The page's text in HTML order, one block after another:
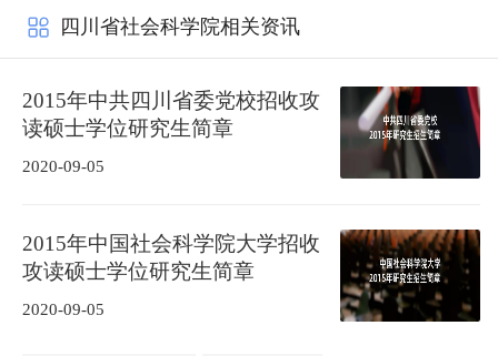
四川省社会科学院相关资讯
2015年中共四川省委党校招收攻
读硕士学位研究生简章
2020-09-05
2015年中国社会科学院大学招收
攻读硕士学位研究生简章
2020-09-05